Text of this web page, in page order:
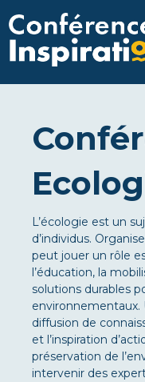
to
content
L’écologie est un
d’individus.
peut jouer un rôle
l’éducation, la
solutions durables
diffusion de
et l’inspiration
préservation de
intervenir des